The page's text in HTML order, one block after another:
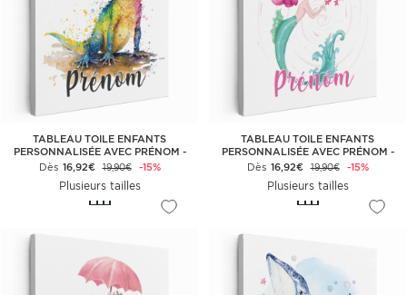
TABLEAU TOILE ENFANTS
PERSONNALISÉE AVEC PRÉNOM -
LÉZARD COLORÉ
Dès 16,92€ 19,90€ -15%
Plusieurs tailles
TABLEAU TOILE ENFANTS
PERSONNALISÉE AVEC PRÉNOM -
SIRÈNE OCÉAN
Dès 16,92€ 19,90€ -15%
Plusieurs tailles